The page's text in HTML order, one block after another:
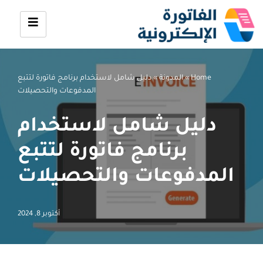
تخطى
المحتوى
Home
»المدونة»دليل شامل لاستخدام برنامج فاتورة لتتبع
المدفوعات والتحصيلات
دليل شامل لاستخدام
برنامج فاتورة لتتبع
المدفوعات والتحصيلات
أكتوبر 8, 2024